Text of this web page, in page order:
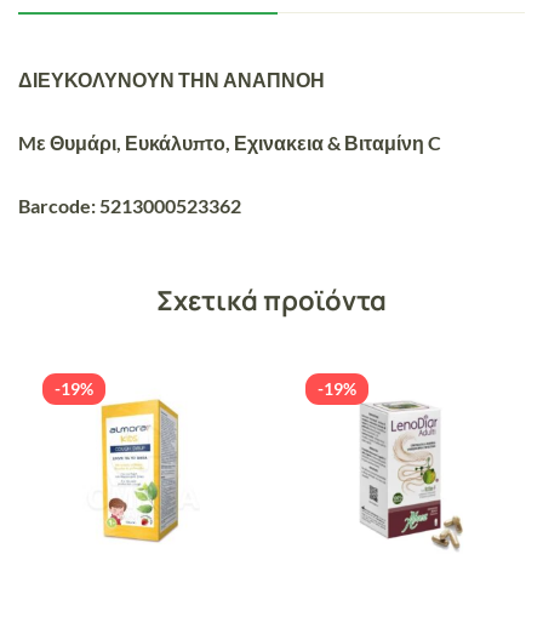
ΔΙΕΥΚΟΛΥΝΟΥΝ ΤΗΝ ΑΝΑΠΝΟΗ
Mε Θυμάρι, Ευκάλυπτο, Εχινακεια & Βιταμίνη C
Barcode: 5213000523362
Σχετικά προϊόντα
-19% -19%